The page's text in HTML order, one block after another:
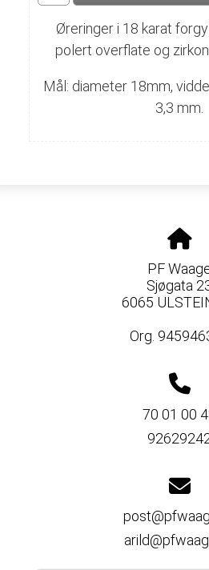
Øreringer i 18 karat
polert overflate og
Mål: diameter 18mm,
3,3 mm.
PF
Sjøgata
6065
Org.
70 01 00